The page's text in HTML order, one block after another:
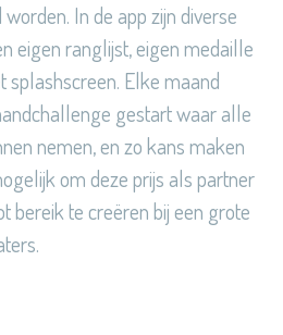
In de app zijn diverse
eigen ranglijst, eigen medaille
splashscreen. Elke maand
gestart waar alle
nemen, en zo kans maken
om deze prijs als partner
bereik te creëren bij een grote